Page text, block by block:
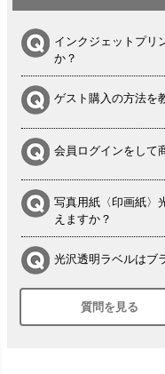
インクジェットプリ
か？
ゲスト購入の方法を
会員ログインをして
写真用紙〈印画紙〉
えますか？
光沢透明ラベルはブ
シルバーペーパー
は？
質問を見る